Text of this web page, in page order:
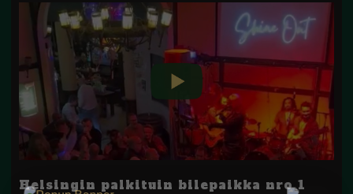
Helsingin palkituin bilepaikka nro 1